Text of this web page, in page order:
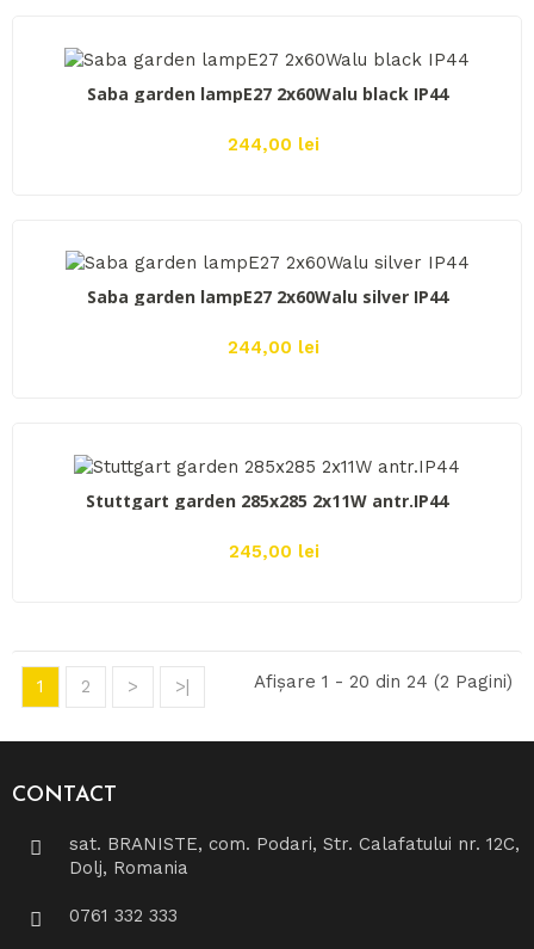
ADAUGĂ ÎN COŞ
Saba garden lampE27 2x60Walu black IP44
244,00 lei
Saba garden lampE27 2x60Walu silver IP44
244,00 lei
Stuttgart garden 285x285 2x11W antr.IP44
245,00 lei
1 2 > >| Afişare 1 - 20 din 24 (2 Pagini)
CONTACT
sat. BRANISTE, com. Podari, Str. Calafatului nr. 12C,
Dolj, Romania
0761 332 333